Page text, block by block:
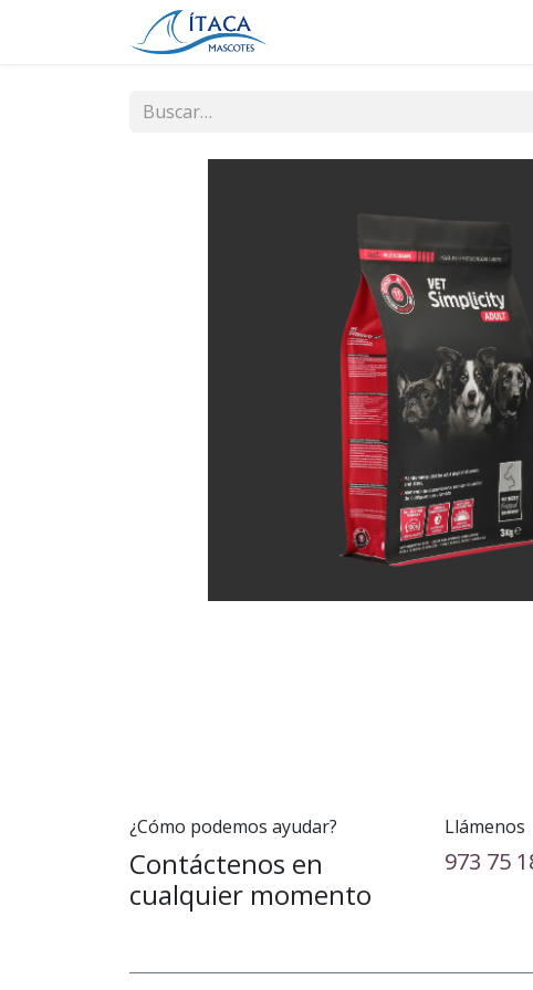
¿Cómo podemos ayudar?
Contáctenos en
cualquier momento
Llámenos
973 75